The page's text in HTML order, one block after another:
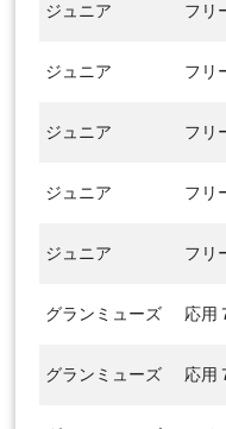
ジュニア フリ
ジュニア フリ
ジュニア フリ
ジュニア フリ
ジュニア フリ
グランミューズ 応用
グランミューズ 応用